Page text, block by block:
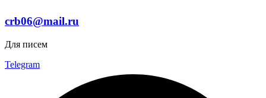
crb06@mail.ru
Для писем
Telegram